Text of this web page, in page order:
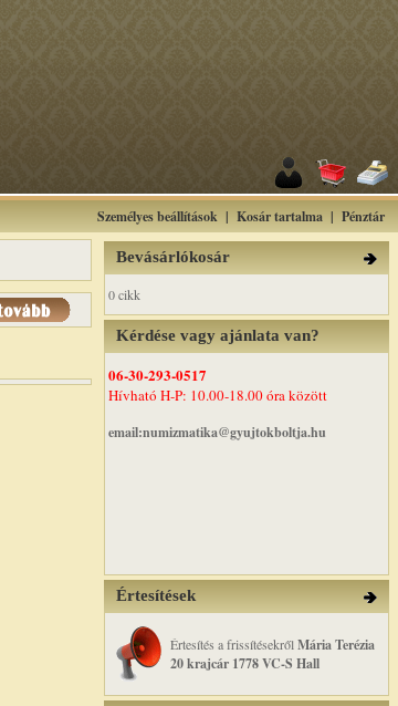
Személyes beállítások | Kosár tartalma | Pénztár
Bevásárlókosár
0 cikk
Kérdése vagy ajánlata van?
06-30-293-0517
Hívható H-P: 10.00-18.00 óra között
email:numizmatika@gyujtokboltja.hu
Értesítések
Értesítés a frissítésekről Mária Terézia
20 krajcár 1778 VC-S Hall